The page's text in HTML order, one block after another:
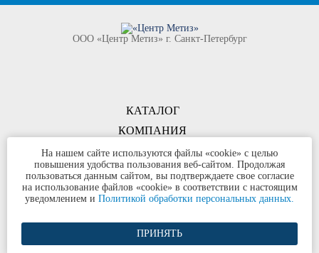
КОМПАНИЯ
ООО «Центр Метиз» г. Санкт-Петербург
КАТАЛОГ
КОНТАКТЫ
©ООО «Центр Метиз» 2000-2026
Все права защищены
Политика конфиденциальности
Разработка сайта и продвижение
На нашем сайте используются файлы «cookie» с целью
повышения удобства пользования веб-сайтом. Продолжая
пользоваться данным сайтом, вы подтверждаете свое согласие
на использование файлов «cookie» в соответствии с настоящим
уведомлением и Политикой обработки персональных данных.
ПРИНЯТЬ